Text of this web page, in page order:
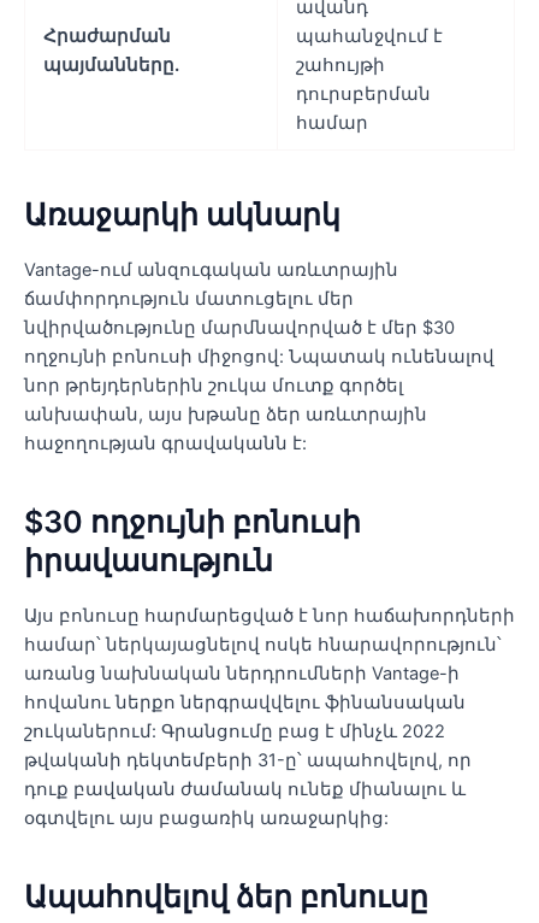
Հրաժարման
պայմանները.
ավանդ
պահանջվում է
շահույթի
դուրսբերման
համար
Առաջարկի ակնարկ
Vantage-ում անզուգական առևտրային
ճամփորդություն մատուցելու մեր
նվիրվածությունը մարմնավորված է մեր $30
ողջույնի բոնուսի միջոցով: Նպատակ ունենալով
նոր թրեյդերներին շուկա մուտք գործել
անխափան, այս խթանը ձեր առևտրային
հաջողության գրավականն է:
$30 ողջույնի բոնուսի
իրավասություն
Այս բոնուսը հարմարեցված է նոր հաճախորդների
համար՝ ներկայացնելով ոսկե հնարավորություն՝
առանց նախնական ներդրումների Vantage-ի
հովանու ներքո ներգրավվելու ֆինանսական
շուկաներում: Գրանցումը բաց է մինչև 2022
թվականի դեկտեմբերի 31-ը՝ ապահովելով, որ
դուք բավական ժամանակ ունեք միանալու և
օգտվելու այս բացառիկ առաջարկից:
Ապահովելով ձեր բոնուսը